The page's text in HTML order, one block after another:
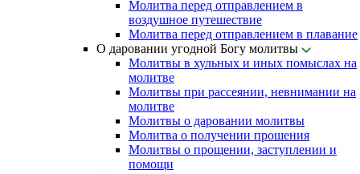
Молитва перед отправлением в
воздушное путешествие
Молитва перед отправлением в плавание
О даровании угодной Богу молитвы
Молитвы в хульных и иных помыслах на
молитве
Молитвы при рассеянии, невнимании на
молитве
Молитвы о даровании молитвы
Молитва о получении прошения
Молитвы о прощении, заступлении и
помощи